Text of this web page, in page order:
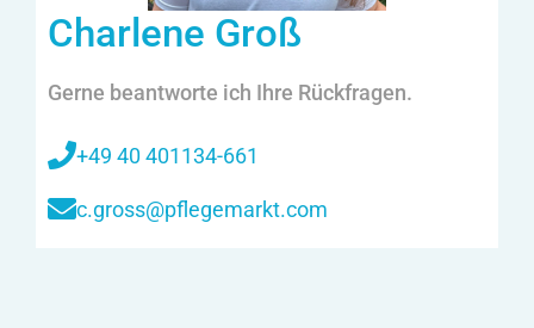
Charlene Groß
Gerne beantworte ich Ihre Rückfragen.
+49 40 401134-661
c.gross@pflegemarkt.com